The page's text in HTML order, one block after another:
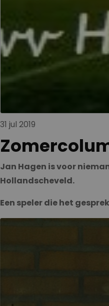
31 jul 2019
Jan Hagen is voor
Hollandscheveld.
Een speler die het